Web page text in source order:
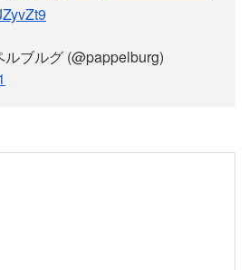
ブルグ (@pappelburg)